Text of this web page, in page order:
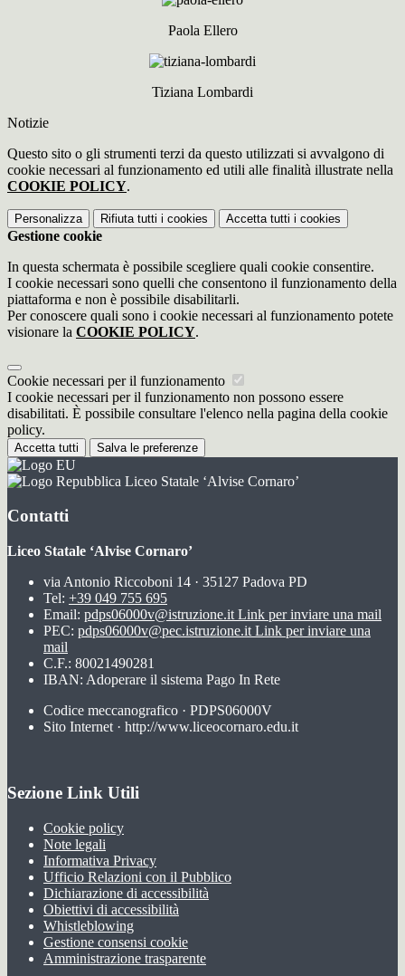
Paola Ellero
Tiziana Lombardi
Notizie
Questo sito o gli strumenti terzi da questo utilizzati si avvalgono di
cookie necessari al funzionamento ed utili alle finalità illustrate nella
COOKIE POLICY.
Personalizza Rifiuta tutti i cookies Accetta tutti i cookies
Gestione cookie
In questa schermata è possibile scegliere quali cookie consentire.
I cookie necessari sono quelli che consentono il funzionamento della
piattaforma e non è possibile disabilitarli.
Per conoscere quali sono i cookie necessari al funzionamento potete
visionare la COOKIE POLICY.
Cookie necessari per il funzionamento
I cookie necessari per il funzionamento non possono essere
disabilitati. È possibile consultare l'elenco nella pagina della cookie
policy.
Accetta tutti Salva le preferenze
Liceo Statale ‘Alvise Cornaro’
Contatti
Liceo Statale ‘Alvise Cornaro’
via Antonio Riccoboni 14 · 35127 Padova PD
Tel: +39 049 755 695
Email: pdps06000v@istruzione.it Link per inviare una mail
PEC: pdps06000v@pec.istruzione.it Link per inviare una
mail
C.F.: 80021490281
IBAN: Adoperare il sistema Pago In Rete
Codice meccanografico · PDPS06000V
Sito Internet · http://www.liceocornaro.edu.it
Sezione Link Utili
Cookie policy
Note legali
Informativa Privacy
Ufficio Relazioni con il Pubblico
Dichiarazione di accessibilità
Obiettivi di accessibilità
Whistleblowing
Gestione consensi cookie
Amministrazione trasparente